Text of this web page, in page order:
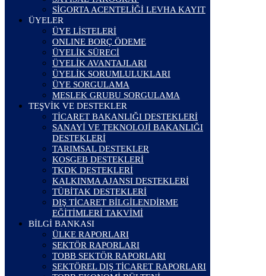
SİGORTA ACENTELİĞİ LEVHA KAYIT
ÜYELER
ÜYE LİSTELERİ
ONLINE BORÇ ÖDEME
ÜYELİK SÜRECİ
ÜYELİK AVANTAJLARI
ÜYELİK SORUMLULUKLARI
ÜYE SORGULAMA
MESLEK GRUBU SORGULAMA
TEŞVİK VE DESTEKLER
TİCARET BAKANLIĞI DESTEKLERİ
SANAYİ VE TEKNOLOJİ BAKANLIĞI
DESTEKLERİ
TARIMSAL DESTEKLER
KOSGEB DESTEKLERİ
TKDK DESTEKLERİ
KALKINMA AJANSI DESTEKLERİ
TÜBİTAK DESTEKLERİ
DIŞ TİCARET BİLGİLENDİRME
EĞİTİMLERİ TAKVİMİ
BİLGİ BANKASI
ÜLKE RAPORLARI
SEKTÖR RAPORLARI
TOBB SEKTÖR RAPORLARI
SEKTÖREL DIŞ TİCARET RAPORLARI